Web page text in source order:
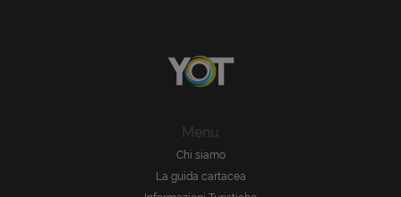
Menu
Chi siamo
La guida cartacea